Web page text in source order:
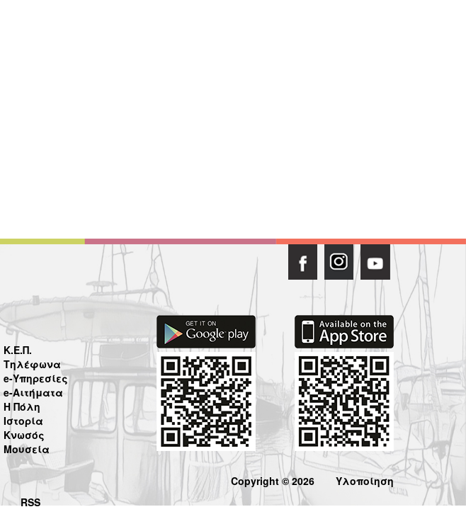
Κ.Ε.Π.
Τηλέφωνα
e-Υπηρεσίες
e-Αιτήματα
Η Πόλη
Ιστορία
Κνωσός
Μουσεία
RSS
Copyright © 2026 Υλοποίηση